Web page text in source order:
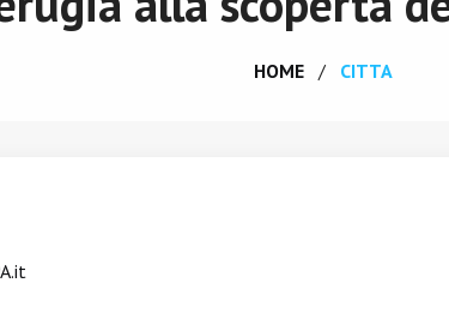
HOME CITTA